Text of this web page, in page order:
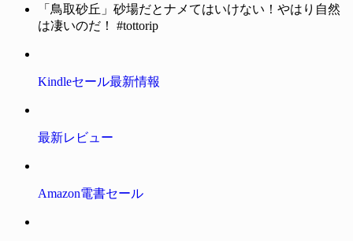
「鳥取砂丘」砂場だとナメてはいけない！やはり自然
は凄いのだ！ #tottorip
Kindleセール最新情報
最新レビュー
Amazon電書セール